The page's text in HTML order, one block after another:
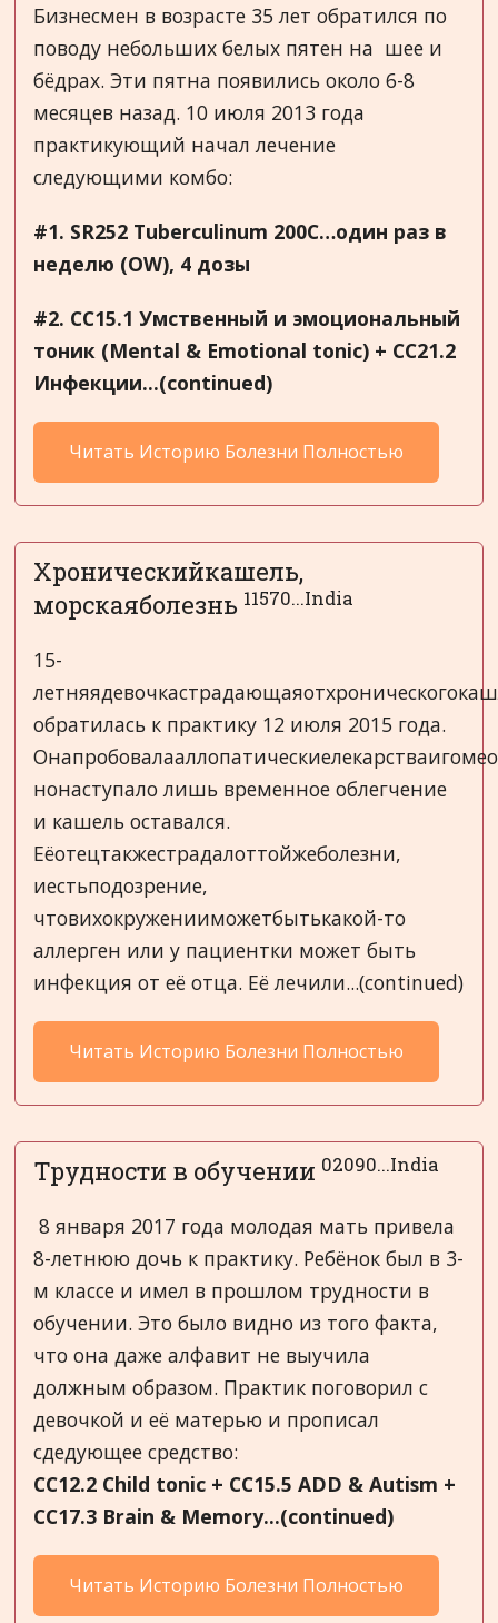
Бизнесмен в возрасте 35 лет обратился по
поводу небольших белых пятен на шее и
бёдрах. Эти пятна появились около 6-8
месяцев назад. 10 июля 2013 года
практикующий начал лечение
следующими комбо:
#1. SR252 Tuberculinum 200C…один раз в
неделю (OW), 4 дозы
#2. CC15.1 Умственный и эмоциональный
тоник (Mental & Emotional tonic) + CC21.2
Инфекции...(continued)
Читать Историю Болезни Полностью
Хроническийкашель,
морскаяболезнь 11570...India
15-
обратилась к практику 12 июля 2015 года.
нонаступало лишь временное облегчение
и кашель оставался.
Еёотецтакжестрадалоттойжеболезни,
иестьподозрение,
чтовихокруженииможетбытькакой-то
аллерген или у пациентки может быть
инфекция от её отца. Её лечили...(continued)
Читать Историю Болезни Полностью
Трудности в обучении 02090...India
8 января 2017 года молодая мать привела
8-летнюю дочь к практику. Ребёнок был в 3-
м классе и имел в прошлом трудности в
обучении. Это было видно из того факта,
что она даже алфавит не выучила
должным образом. Практик поговорил с
девочкой и её матерью и прописал
сдедующее средство:
CC12.2 Child tonic + CC15.5 ADD & Autism +
CC17.3 Brain & Memory...(continued)
Читать Историю Болезни Полностью